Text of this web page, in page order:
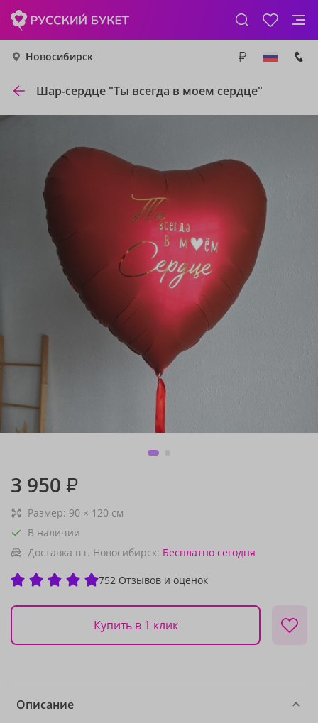
Новосибирск
Шар-сердце "Ты всегда в моем сердце"
3 950 ₽
Размер: 90 × 120 см
В наличии
Доставка в г. Новосибирск: Бесплатно сегодня
752 Отзывов и оценок
Купить в 1 клик
Описание